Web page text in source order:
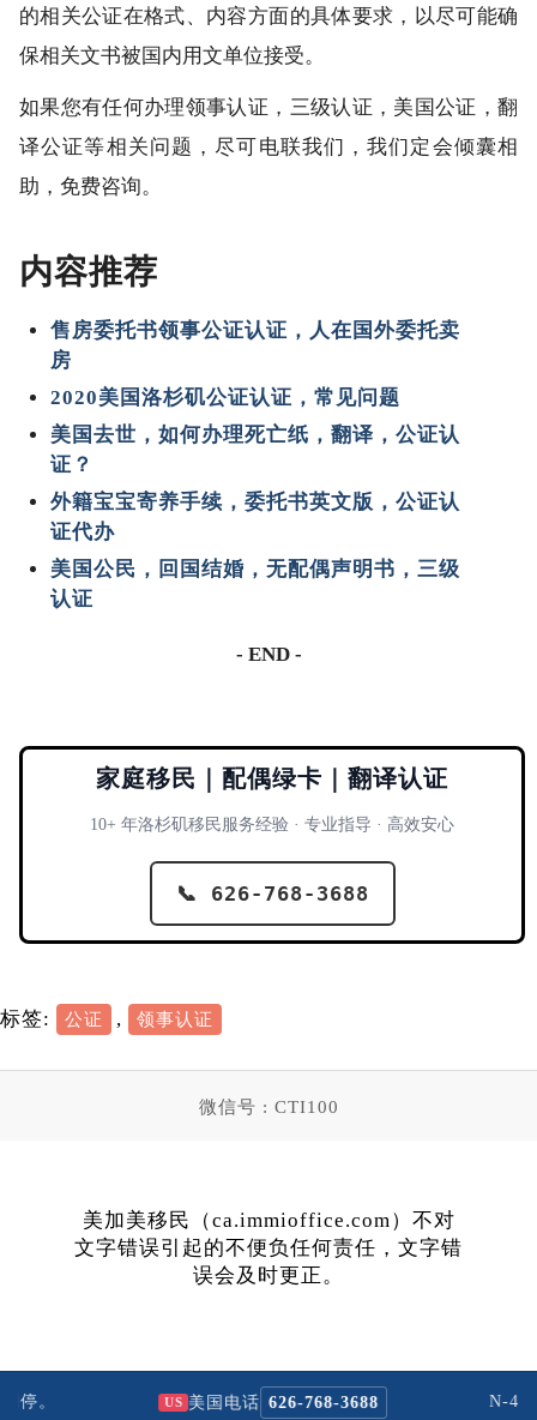
。 美国电话 626-768-3688 N-400
的相关公证在格式、内容方面的具体要求，以尽可能确
保相关文书被国内用文单位接受。
如果您有任何办理领事认证，三级认证，美国公证，翻
译公证等相关问题，尽可电联我们，我们定会倾囊相
助，免费咨询。
内容推荐
售房委托书领事公证认证，人在国外委托卖
房
2020美国洛杉矶公证认证，常见问题
美国去世，如何办理死亡纸，翻译，公证认
证？
外籍宝宝寄养手续，委托书英文版，公证认
证代办
美国公民，回国结婚，无配偶声明书，三级
认证
- END -
家庭移民｜配偶绿卡｜翻译认证
10+ 年洛杉矶移民服务经验 · 专业指导 · 高效安心
📞 626-768-3688
标签: 公证 , 领事认证
微信号 : CTI100
美加美移民（ca.immioffice.com）不对
文字错误引起的不便负任何责任，文字错
误会及时更正。